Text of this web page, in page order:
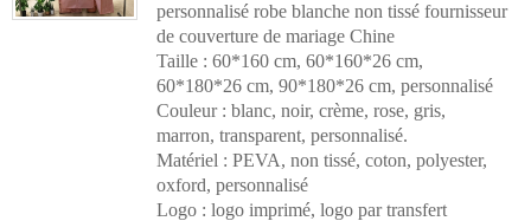
personnalisé robe blanche non tissé fournisseur
de couverture de mariage Chine
Taille : 60*160 cm, 60*160*26 cm,
60*180*26 cm, 90*180*26 cm, personnalisé
Couleur : blanc, noir, crème, rose, gris,
marron, transparent, personnalisé.
Matériel : PEVA, non tissé, coton, polyester,
oxford, personnalisé
Logo : logo imprimé, logo par transfert